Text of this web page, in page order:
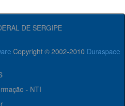
DE SERGIPE
Copyright © 2002-2010 Duraspace
- NTI